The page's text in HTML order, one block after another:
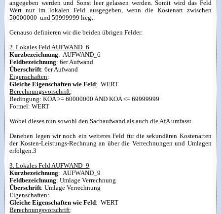
angegeben werden und Sonst leer gelassen werden. Somit wird das Feld
Wert nur im lokalen Feld ausgegeben, wenn die Kostenart zwischen
50000000 und 59999999 liegt.
Genauso definieren wir die beiden übrigen Felder:
2. Lokales Feld AUFWAND_6
Kurzbezeichnung: AUFWAND_6
Feldbezeichnung: 6er Aufwand
Überschrift: 6er Aufwand
Eigenschaften:
Gleiche Eigenschaften wie Feld: WERT
Berechnungsvorschrift:
Bedingung: KOA >= 60000000 AND KOA <= 69999999
Formel: WERT
Wobei dieses nun sowohl den Sachaufwand als auch die AfA umfasst.
Daneben legen wir noch ein weiteres Feld für die sekundären Kostenarten
der Kosten-Leistungs-Rechnung an über die Verrechnungen und Umlagen
erfolgen.3
3. Lokales Feld AUFWAND_9
Kurzbezeichnung: AUFWAND_9
Feldbezeichnung: Umlage Verrechnung
Überschrift: Umlage Verrechnung
Eigenschaften:
Gleiche Eigenschaften wie Feld: WERT
Berechnungsvorschrift: